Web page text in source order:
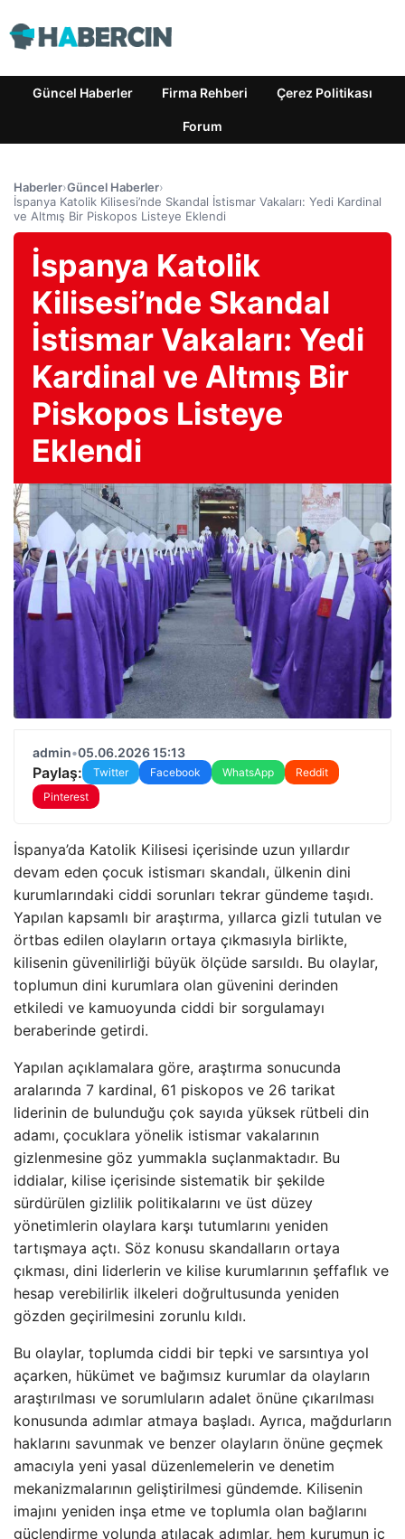
Güncel Haberler Firma Rehberi Çerez Politikası
Forum
Haberler›Güncel Haberler›
İspanya Katolik Kilisesi’nde Skandal İstismar Vakaları: Yedi Kardinal
ve Altmış Bir Piskopos Listeye Eklendi
İspanya Katolik
Kilisesi’nde Skandal
İstismar Vakaları: Yedi
Kardinal ve Altmış Bir
Piskopos Listeye
Eklendi
admin•05.06.2026 15:13
Paylaş: Twitter Facebook WhatsApp
Reddit
Pinterest
İspanya’da Katolik Kilisesi içerisinde uzun yıllardır
devam eden çocuk istismarı skandalı, ülkenin dini
kurumlarındaki ciddi sorunları tekrar gündeme taşıdı.
Yapılan kapsamlı bir araştırma, yıllarca gizli tutulan ve
örtbas edilen olayların ortaya çıkmasıyla birlikte,
kilisenin güvenilirliği büyük ölçüde sarsıldı. Bu olaylar,
toplumun dini kurumlara olan güvenini derinden
etkiledi ve kamuoyunda ciddi bir sorgulamayı
beraberinde getirdi.
Yapılan açıklamalara göre, araştırma sonucunda
aralarında 7 kardinal, 61 piskopos ve 26 tarikat
liderinin de bulunduğu çok sayıda yüksek rütbeli din
adamı, çocuklara yönelik istismar vakalarının
gizlenmesine göz yummakla suçlanmaktadır. Bu
iddialar, kilise içerisinde sistematik bir şekilde
sürdürülen gizlilik politikalarını ve üst düzey
yönetimlerin olaylara karşı tutumlarını yeniden
tartışmaya açtı. Söz konusu skandalların ortaya
çıkması, dini liderlerin ve kilise kurumlarının şeffaflık ve
hesap verebilirlik ilkeleri doğrultusunda yeniden
gözden geçirilmesini zorunlu kıldı.
Bu olaylar, toplumda ciddi bir tepki ve sarsıntıya yol
açarken, hükümet ve bağımsız kurumlar da olayların
araştırılması ve sorumluların adalet önüne çıkarılması
konusunda adımlar atmaya başladı. Ayrıca, mağdurların
haklarını savunmak ve benzer olayların önüne geçmek
amacıyla yeni yasal düzenlemelerin ve denetim
mekanizmalarının geliştirilmesi gündemde. Kilisenin
imajını yeniden inşa etme ve toplumla olan bağlarını
güçlendirme yolunda atılacak adımlar, hem kurumun iç